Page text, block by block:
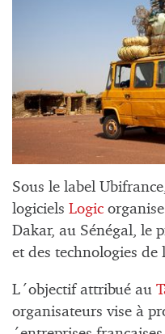
Sous le label
logiciels Logic
Dakar, au Sénégal, le
et des technologies
L´objectif attribué au
organisateurs vise à